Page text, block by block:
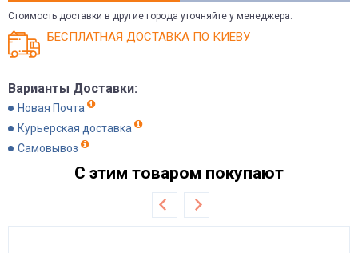
Стоимость доставки в другие города уточняйте у менеджера.
БЕСПЛАТНАЯ ДОСТАВКА ПО КИЕВУ
Варианты Доставки:
Новая Почта
Курьерская доставка
Самовывоз
С этим товаром покупают